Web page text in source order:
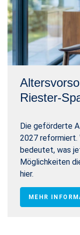
Riester-
Die geförderte
2027 reformiert.
bedeutet, was
Möglichkeiten
hier.
MEHR